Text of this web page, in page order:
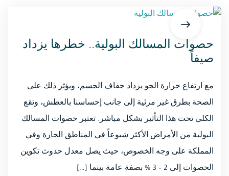
حصوات المسالك البولية.. خطرها يزداد
صيفاً
مع ارتفاع حرارة الجو يزداد جفاف الجسم، ويؤثر ذلك على
الصحة بطرق غير مرئية إلى جانب إحساسنا بالعطش، وتقع
الكلى تحت هذا التأثير بشكل مباشر. تعتبر حصوات المسالك
البولية من الأمراض الأكثر شيوعاً في المناطق الحارة وفي
المملكة على وجه الخصوص، حيث يصل معدل حدوث تكوين
الحصوات إلى 2 – 3 % بصفة عامة بينما […]